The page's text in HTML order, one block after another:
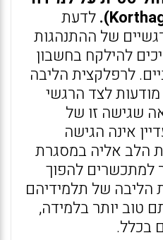
לדעת
של ההתנהגות
להילקח בחשבון
לרפלקצית הליבה
לצד הרגשי
שגישה זו של
אינה הגישה
הלב אליה במסגרת
למתכשרים להפוך
הליבה של תלמידיהם
טוב יותר בלמידה,
בכלל.